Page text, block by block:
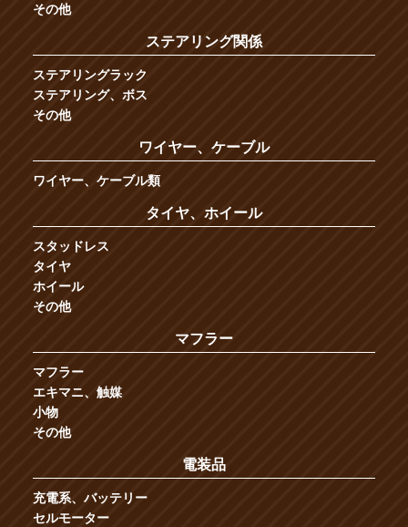
その他
ステアリング関係
ステアリングラック
ステアリング、ボス
その他
ワイヤー、ケーブル
ワイヤー、ケーブル類
タイヤ、ホイール
スタッドレス
タイヤ
ホイール
その他
マフラー
マフラー
エキマニ、触媒
小物
その他
電装品
充電系、バッテリー
セルモーター